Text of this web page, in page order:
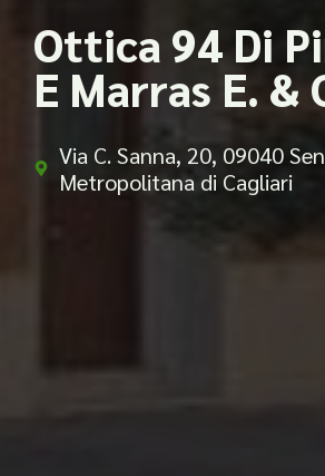
Ottica 94 Di
E Marras E. &
Via C. Sanna, 20, 09040
Metropolitana di Cagliari